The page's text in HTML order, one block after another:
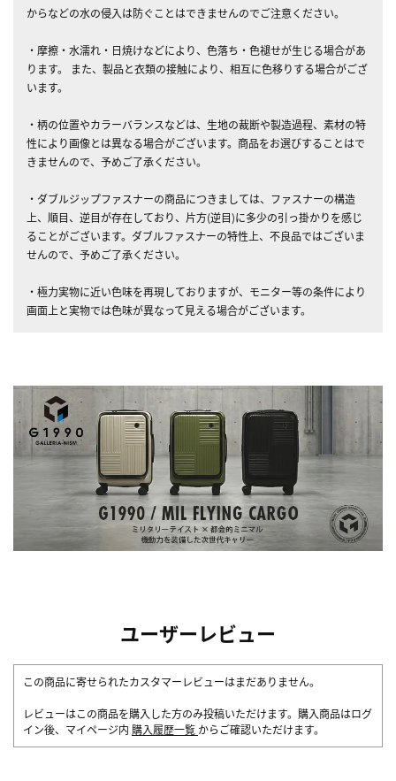
からなどの水の侵入は防ぐことはできませんのでご注意ください。
・摩擦・水濡れ・日焼けなどにより、色落ち・色褪せが生じる場合があ
ります。 また、製品と衣類の接触により、相互に色移りする場合がござ
います。
・柄の位置やカラーバランスなどは、生地の裁断や製造過程、素材の特
性により画像とは異なる場合がございます。商品をお選びすることはで
きませんので、予めご了承ください。
・ダブルジップファスナーの商品につきましては、ファスナーの構造
上、順目、逆目が存在しており、片方(逆目)に多少の引っ掛かりを感じ
ることがございます。ダブルファスナーの特性上、不良品ではございま
せんので、予めご了承ください。
・極力実物に近い色味を再現しておりますが、モニター等の条件により
画面上と実物では色味が異なって見える場合がございます。
ユーザーレビュー
この商品に寄せられたカスタマーレビューはまだありません。
レビューはこの商品を購入した方のみ投稿いただけます。購入商品はログ
イン後、マイページ内 購入履歴一覧 からご確認いただけます。